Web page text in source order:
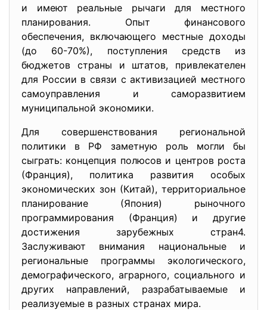
и имеют реальные рычаги для местного
планирования. Опыт финансового
обеспечения, включающего местные доходы
(до 60-70%), поступления средств из
бюджетов страны и штатов, привлекателен
для России в связи с активизацией местного
самоуправления и саморазвитием
муниципальной экономики.
Для совершенствования региональной
политики в РФ заметную роль могли бы
сыграть: концепция полюсов и центров роста
(Франция), политика развития особых
экономических зон (Китай), территориальное
планирование (Япония) рыночного
программирования (Франция) и другие
достижения зарубежных стран4.
Заслуживают внимания национальные и
региональные программы экологического,
демографического, аграрного, социального и
других направлений, разрабатываемые и
реализуемые в разных странах мира.